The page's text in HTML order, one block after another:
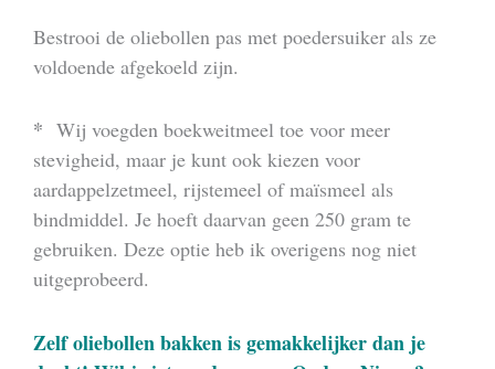
Bestrooi de oliebollen pas met poedersuiker als ze
voldoende afgekoeld zijn.
* Wij voegden boekweitmeel toe voor meer
stevigheid, maar je kunt ook kiezen voor
aardappelzetmeel, rijstemeel of maïsmeel als
bindmiddel. Je hoeft daarvan geen 250 gram te
gebruiken. Deze optie heb ik overigens nog niet
uitgeprobeerd.
Zelf oliebollen bakken is gemakkelijker dan je